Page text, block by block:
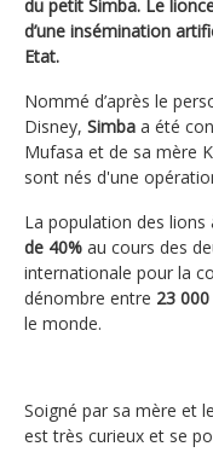
du petit Simba. Le
d’une insémination
Etat.
Nommé d’après le
Disney, Simba a été
Mufasa et de sa mère
sont nés d'une
La population des lions
de 40% au cours des
internationale pour la
dénombre entre 23 000
le monde.
Soigné par sa mère et
est très curieux et se